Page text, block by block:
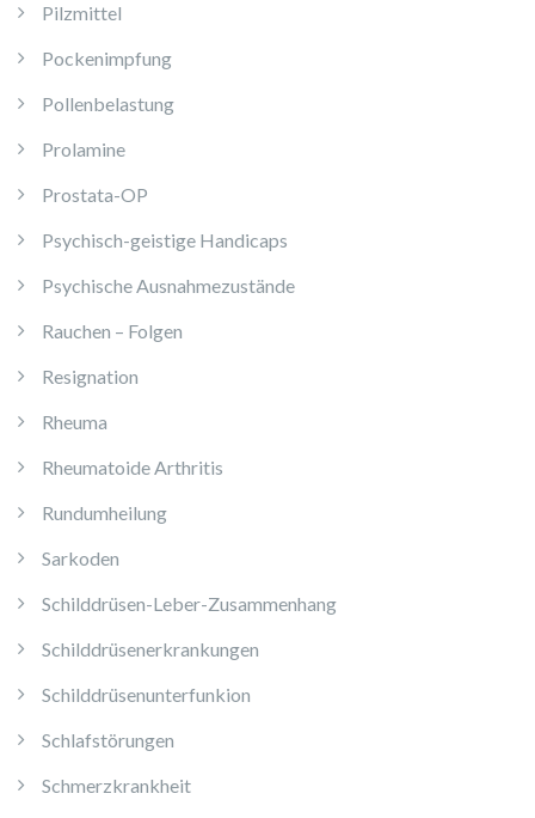
Pilzmittel
Pockenimpfung
Pollenbelastung
Prolamine
Prostata-OP
Psychisch-geistige Handicaps
Psychische Ausnahmezustände
Rauchen – Folgen
Resignation
Rheuma
Rheumatoide Arthritis
Rundumheilung
Sarkoden
Schilddrüsen-Leber-Zusammenhang
Schilddrüsenerkrankungen
Schilddrüsenunterfunkion
Schlafstörungen
Schmerzkrankheit